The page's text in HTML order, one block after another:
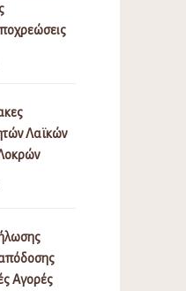
Λαϊκών
Αγορές